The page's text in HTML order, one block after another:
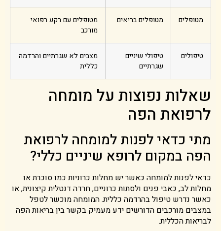
מטופלים מטופלים בריאים
מטופלים עם רקע רפואי
מורכב
טיפולים
טיפולי שיניים
שגרתיים
מצבים לא שגרתיים והרדמה
כללית
שאלות נפוצות על מומחה
לרפואת הפה
מתי כדאי לפנות למומחה לרפואת
הפה במקום לרופא שיניים כללי?
כדאי לפנות למומחה כאשר יש מחלות כרוניות כמו סוכרת או
מחלות לב, כאבי פנים ולסתות כרוניים, חרדה דנטלית קיצונית, או
כאשר נדרש טיפול בהרדמה כללית. המומחה מוכשר לטפל
במצבים מורכבים הדורשים ידע מעמיק בקשר בין בריאות הפה
לבריאות הכללית.